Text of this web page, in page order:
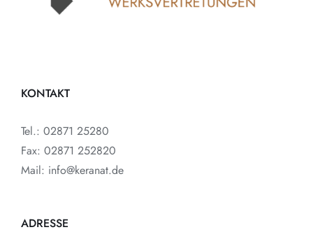
KONTAKT
Tel.: 02871 25280
Fax: 02871 252820
Mail: info@keranat.de
ADRESSE